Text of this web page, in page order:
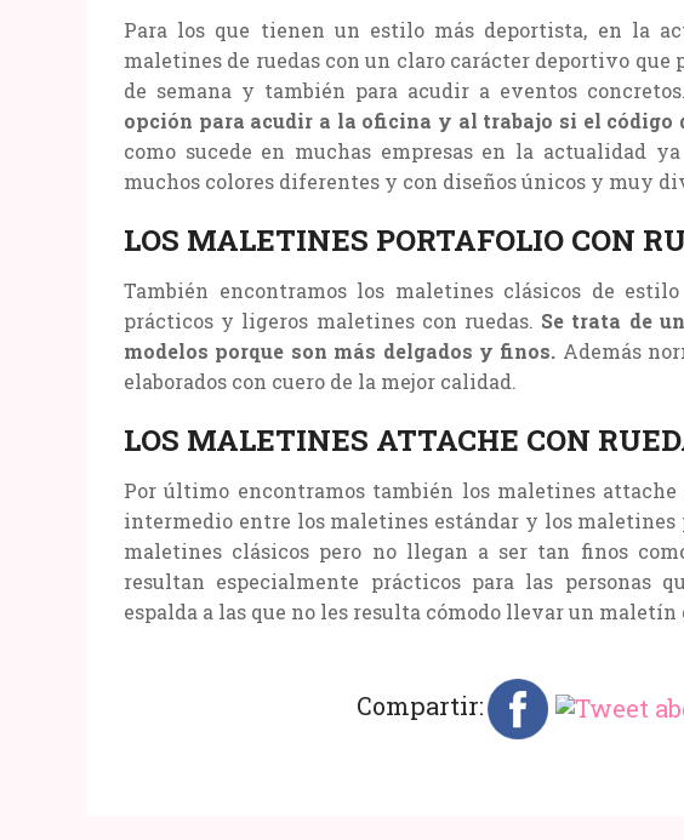
Para los que tienen un estilo más deportista, en la
maletines de ruedas con un claro carácter deportivo que
de semana y también para acudir a eventos concretos.
opción para acudir a la oficina y al trabajo si el
como sucede en muchas empresas en la actualidad
muchos colores diferentes y con diseños únicos y muy
LOS MALETINES PORTAFOLIO CON
También encontramos los maletines clásicos de
prácticos y ligeros maletines con ruedas. Se trata de
modelos porque son más delgados y finos. Además
elaborados con cuero de la mejor calidad.
LOS MALETINES ATTACHE CON
Por último encontramos también los maletines
intermedio entre los maletines estándar y los maletines
maletines clásicos pero no llegan a ser tan finos
resultan especialmente prácticos para las personas
espalda a las que no les resulta cómodo llevar un maletín
Compartir: